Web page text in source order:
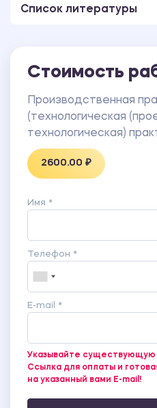
Список литературы
Стоимость
Производственная
(технологическая
технологическая)
2600.00 ₽
Имя *
Телефон *
E-mail *
Указывайте существующую
Ссылка для оплаты и
на указанный вами E-mail!